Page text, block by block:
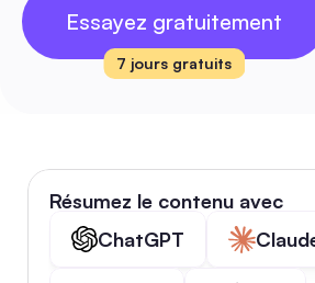
Essayez gratuitement
7 jours gratuits
Résumez le contenu avec
ChatGPT